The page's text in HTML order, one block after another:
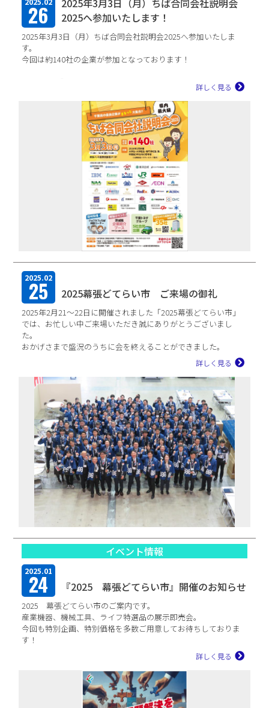
26
2025年3月3日（月）ちば合同会社説明会
2025へ参加いたします！
2025年3月3日（月）ちば合同会社説明会2025へ参加いたしま
す。
今回は約140社の企業が参加となっております！
【開催日時】 3月3日（月）11：00～16：10（受付10：00～）
詳しく見る
2025.02
25 2025幕張どてらい市 ご来場の御礼
2025年2月21～22日に開催されました「2025幕張どてらい市」
では、お忙しい中ご来場いただき誠にありがとうございまし
た。
おかげさまで盛況のうちに会を終えることができました。
詳しく見る
イベント情報
2025.01
24 『2025 幕張どてらい市』開催のお知らせ
2025 幕張どてらい市のご案内です。
産業機器、機械工具、ライフ特選品の展示即売会。
今回も特別企画、特別価格を多数ご用意してお待ちしておりま
す！
詳しく見る